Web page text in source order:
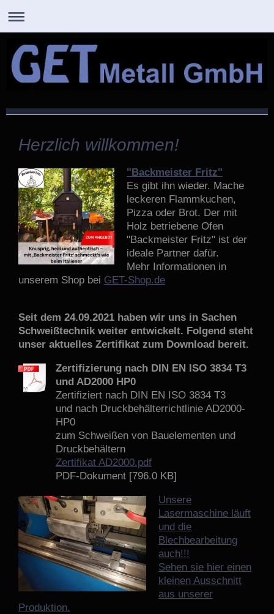
Herzlich willkommen!
"Backmeister Fritz"
Es gibt ihn wieder. Mache
leckeren Flammkuchen,
Pizza oder Brot. Der mit
Holz betriebene Ofen
"Backmeister Fritz" ist der
ideale Partner dafür.
Mehr Informationen in
unserem Shop bei GET-Shop.de
Seit dem 24.09.2021 haben wir uns in Sachen
Schweißtechnik weiter entwickelt. Folgend steht
unser aktuelles Zertifikat zum Download bereit.
Zertifizierung nach DIN EN ISO 3834 T3
und AD2000 HP0
Zertifiziert nach DIN EN ISO 3834 T3
und nach Druckbehälterrichtlinie AD2000-
HP0
zum Schweißen von Bauelementen und
Druckbehältern
Zertifikat AD2000.pdf
PDF-Dokument [796.0 KB]
Unsere
Lasermaschine läuft
und die
Blechbearbeitung
auch!!!
Sehen sie hier einen
kleinen Ausschnitt
aus unserer
Produktion.